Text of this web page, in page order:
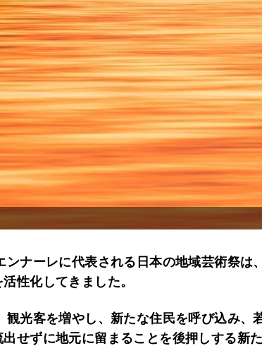
ンナーレに代表される日本の地域芸術祭は
性化してきました。
観光客を増やし、新たな住民を呼び込み、
せずに地元に留まることを後押しする新